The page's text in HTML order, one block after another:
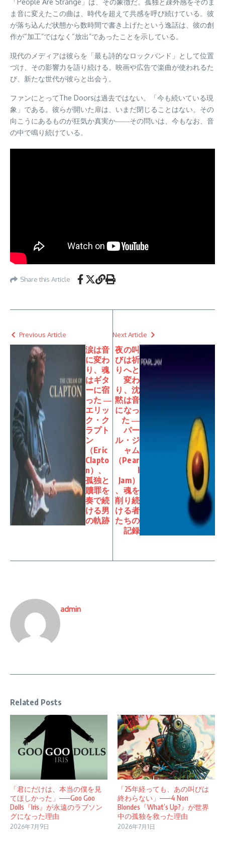
ま音に変えたこの曲は、時代を超えて共感を呼び続けている。彼
が落ち込んだ状態から数時間で書き上げたという逸話は、彼の創
作が“加工”ではなく“放出”であったことを示している。
現代のメディアは彼らを「最も詩的なロックバンド」として位置
づけ、その影響力を語り続ける。映画や広告で楽曲が使われるた
び、新たな世代が彼らと出会う。
ファンにとってThe Doorsは過去ではない。「今も続いている現
象」である。彼らが開いた扉は、いまだ閉じることはない。その
向こうにあるものが狂気か真実か――その問いは、今もなお、音
の中で鳴り続けている。
Share this Article
Previous Article
涙は音
に変わ
り、魂
はギタ
ーに宿
った ―
エリッ
ク・ク
ラプト
ン
（Eric
Clapto
n）、
孤独と
贖罪を
奏で続
ける男
の軌跡
Next Article
夜の叫
びは祈
りへと
変わ
り、沈
黙は音
になっ
た ―
パー
ル・ジ
ャム
（Pear
Jam）
、魂を
削り続
ける者
たちの
記録
admin
Related Posts
「君にだけは、本当の僕を見
てほしかった」——Goo Goo
Dolls『Iris』が永遠のラブソン
グになった理由
2026年7月9日
「25年経っても、あの叫びは
終わらない」——4 Non
Blondes『What’s Up?』が世界
中の孤独を救った理由
2026年7月1日